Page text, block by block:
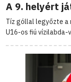
A 9. helyért
Tíz góllal legyőzte a
U16-os fiú